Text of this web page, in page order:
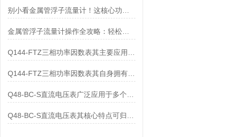
金属管浮子流量计操作全攻略：轻松拿捏，精准掌控每一步！
Q144-FTZ三相功率因数表其自身拥有怎样的功能呢？